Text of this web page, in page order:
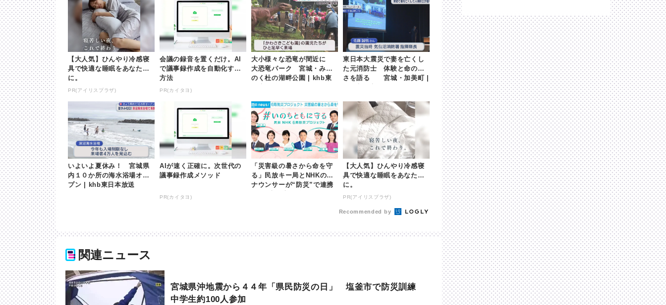
【大人気】ひんやり冷感寝
具で快適な睡眠をあなた
に。
PR(アイリスプラザ)
会議の録音を置くだけ。AI
で議事録作成を自動化する
方法
PR(カイタヨ)
大小様々な恐竜が間近に
大恐竜パーク 宮城・みち
のく杜の湖畔公園 | khb東
東日本大震災で妻を亡くし
た元消防士 体験と命の尊
さを語る 宮城・加美町 |
いよいよ夏休み！ 宮城県
内１０か所の海水浴場オー
プン | khb東日本放送
AIが速く正確に。次世代の
議事録作成メソッド
PR(カイタヨ)
「災害級の暑さから命を守
る」民放キー局とNHKのア
ナウンサーが“防災”で連携
【大人気】ひんやり冷感寝
具で快適な睡眠をあなた
に。
PR(アイリスプラザ)
Recommended by
関連ニュース
宮城県沖地震から４４年「県民防災の日」 塩釜市で防災訓練
中学生約100人参加